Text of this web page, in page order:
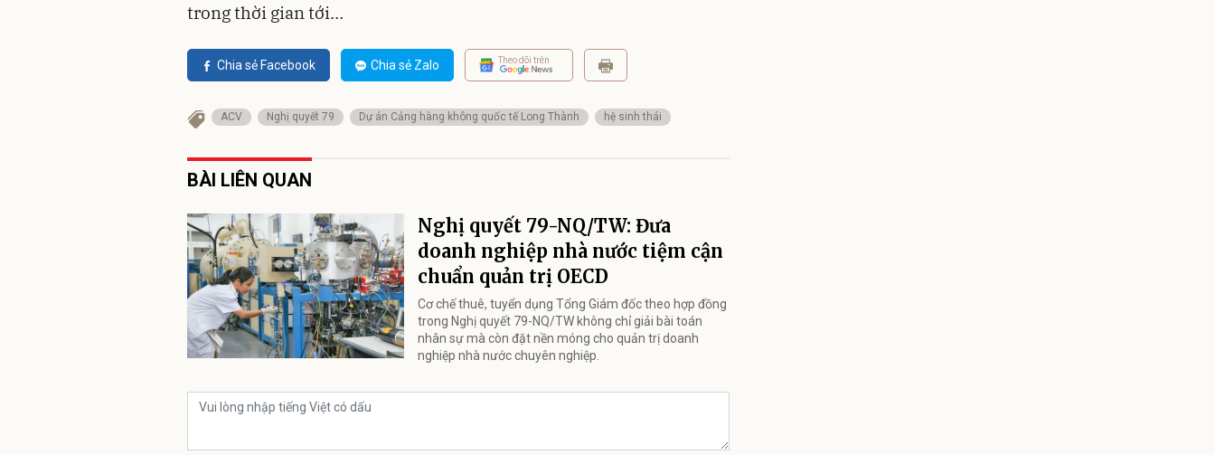
trong thời gian tới…
Chia sẻ Facebook Chia sẻ Zalo Theo dõi trên
ACV Nghị quyết 79 Dự án Cảng hàng không quốc tế Long Thành hệ sinh thái
BÀI LIÊN QUAN
Nghị quyết 79-NQ/TW: Đưa
doanh nghiệp nhà nước tiệm cận
chuẩn quản trị OECD
Cơ chế thuê, tuyển dụng Tổng Giám đốc theo hợp đồng
trong Nghị quyết 79-NQ/TW không chỉ giải bài toán
nhân sự mà còn đặt nền móng cho quản trị doanh
nghiệp nhà nước chuyên nghiệp.